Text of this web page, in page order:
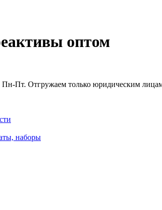
оптом
Пт. Отгружаем только юридическим
наборы